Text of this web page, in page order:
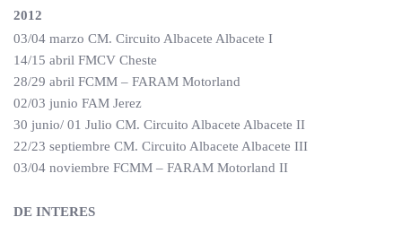
2012
03/04 marzo CM. Circuito Albacete Albacete I
14/15 abril FMCV Cheste
28/29 abril FCMM – FARAM Motorland
02/03 junio FAM Jerez
30 junio/ 01 Julio CM. Circuito Albacete Albacete II
22/23 septiembre CM. Circuito Albacete Albacete III
03/04 noviembre FCMM – FARAM Motorland II
DE INTERES